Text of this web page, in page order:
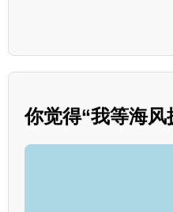
你觉得“我等海风